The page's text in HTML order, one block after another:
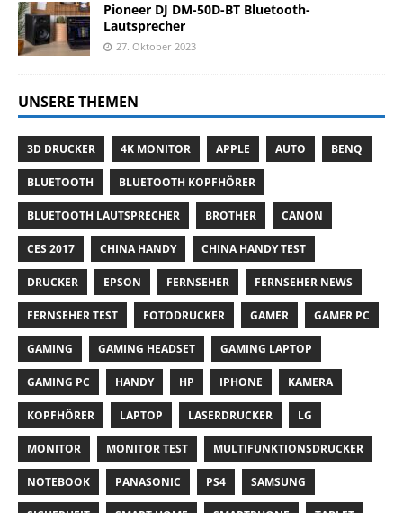
Pioneer DJ DM-50D-BT Bluetooth-
Lautsprecher
27. Oktober 2023
UNSERE THEMEN
3D DRUCKER 4K MONITOR APPLE AUTO BENQ
BLUETOOTH BLUETOOTH KOPFHÖRER
BLUETOOTH LAUTSPRECHER BROTHER CANON
CES 2017 CHINA HANDY CHINA HANDY TEST
DRUCKER EPSON FERNSEHER FERNSEHER NEWS
FERNSEHER TEST FOTODRUCKER GAMER GAMER PC
GAMING GAMING HEADSET GAMING LAPTOP
GAMING PC HANDY HP IPHONE KAMERA
KOPFHÖRER LAPTOP LASERDRUCKER LG
MONITOR MONITOR TEST MULTIFUNKTIONSDRUCKER
NOTEBOOK PANASONIC PS4 SAMSUNG